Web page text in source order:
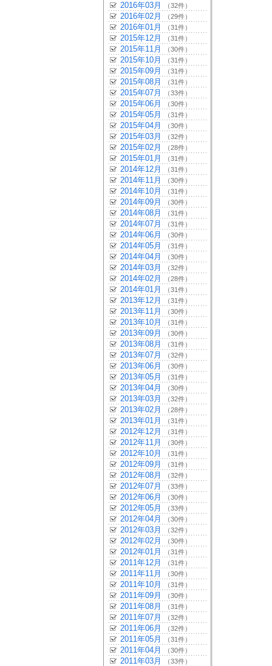
2016年03月 （32件）
2016年02月 （29件）
2016年01月 （31件）
2015年12月 （31件）
2015年11月 （30件）
2015年10月 （31件）
2015年09月 （31件）
2015年08月 （31件）
2015年07月 （33件）
2015年06月 （30件）
2015年05月 （31件）
2015年04月 （30件）
2015年03月 （32件）
2015年02月 （28件）
2015年01月 （31件）
2014年12月 （31件）
2014年11月 （30件）
2014年10月 （31件）
2014年09月 （30件）
2014年08月 （31件）
2014年07月 （31件）
2014年06月 （30件）
2014年05月 （31件）
2014年04月 （30件）
2014年03月 （32件）
2014年02月 （28件）
2014年01月 （31件）
2013年12月 （31件）
2013年11月 （30件）
2013年10月 （31件）
2013年09月 （30件）
2013年08月 （31件）
2013年07月 （32件）
2013年06月 （30件）
2013年05月 （31件）
2013年04月 （30件）
2013年03月 （32件）
2013年02月 （28件）
2013年01月 （31件）
2012年12月 （31件）
2012年11月 （30件）
2012年10月 （31件）
2012年09月 （31件）
2012年08月 （32件）
2012年07月 （33件）
2012年06月 （30件）
2012年05月 （33件）
2012年04月 （30件）
2012年03月 （32件）
2012年02月 （30件）
2012年01月 （31件）
2011年12月 （31件）
2011年11月 （30件）
2011年10月 （31件）
2011年09月 （30件）
2011年08月 （31件）
2011年07月 （32件）
2011年06月 （32件）
2011年05月 （31件）
2011年04月 （30件）
2011年03月 （33件）